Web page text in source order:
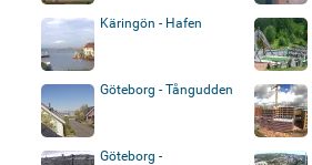
Käringön - Hafen
Göteborg - Tångudden
Göteborg -